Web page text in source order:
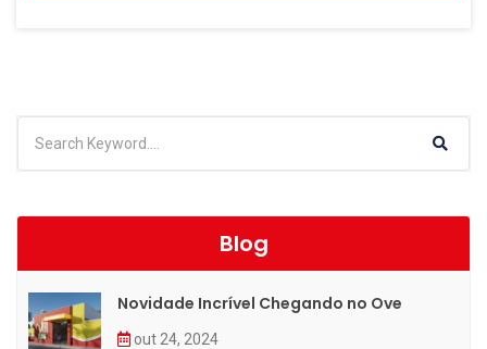
Blog
Novidade Incrível Chegando no Ove
out 24, 2024